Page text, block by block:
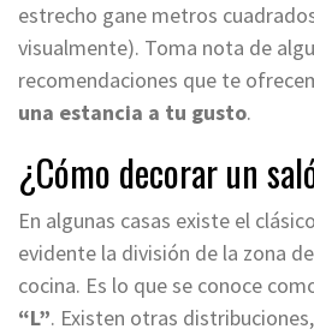
estrecho gane metros
visualmente). Toma nota de
recomendaciones que te
una estancia a tu gusto.
¿Cómo decorar un
En algunas casas existe el
evidente la división de la zona
cocina. Es lo que se conoce
“L”. Existen otras